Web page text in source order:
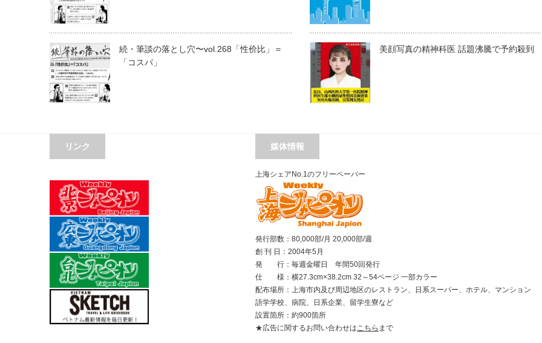
続・筆談の落とし穴〜vol.268「性价比」＝
「コスパ」
美顔写真の精神科医 話題沸騰で予約殺到
リンク 媒体情報
上海シェアNo.1のフリーペーパー
発行部数：80,000部/月 20,000部/週
創 刊 日：2004年5月
発 行：毎週金曜日 年間50回発行
仕 様：横27.3cm×38.2cm 32～54ページ 一部カラー
配布場所：上海市内及び周辺地区のレストラン、日系スーパー、ホテル、マンション
語学学校、病院、日系企業、留学生寮など
設置箇所：約900箇所
★広告に関するお問い合わせはこちら まで